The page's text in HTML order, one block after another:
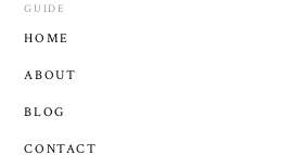
GUIDE
HOME
ABOUT
BLOG
CONTACT